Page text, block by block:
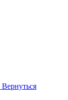
Вернуться